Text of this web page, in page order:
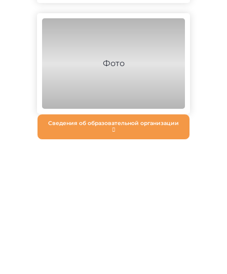
Сведения об образовательной организации